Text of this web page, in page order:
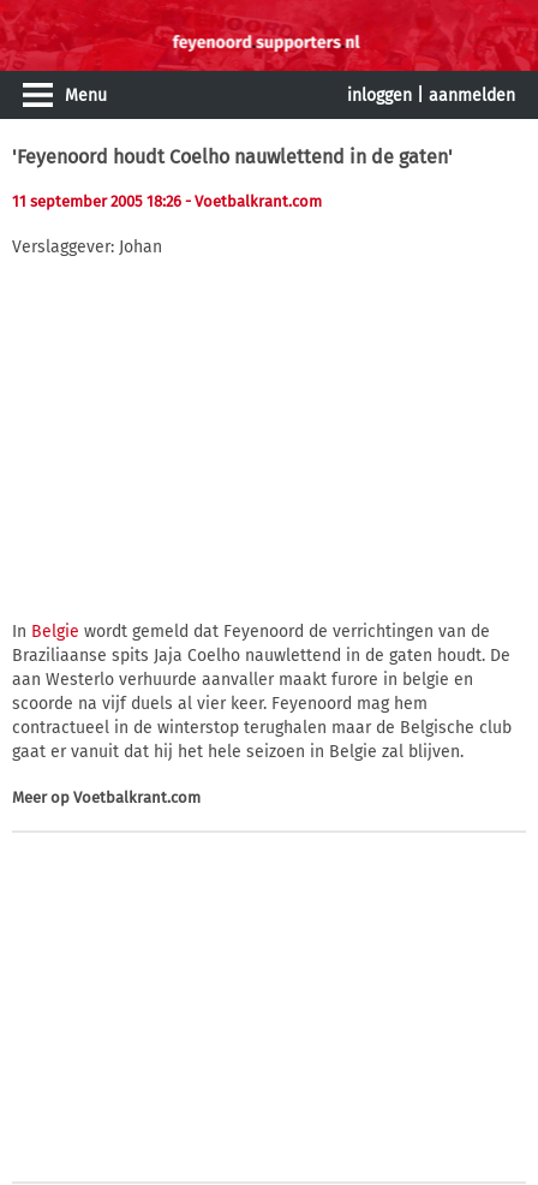
Menu inloggen aanmelden
'Feyenoord houdt Coelho nauwlettend in de gaten'
11 september 2005 18:26 - Voetbalkrant.com
Verslaggever: Johan
In Belgie wordt gemeld dat Feyenoord de verrichtingen van de
Braziliaanse spits Jaja Coelho nauwlettend in de gaten houdt. De
aan Westerlo verhuurde aanvaller maakt furore in belgie en
scoorde na vijf duels al vier keer. Feyenoord mag hem
contractueel in de winterstop terughalen maar de Belgische club
gaat er vanuit dat hij het hele seizoen in Belgie zal blijven.
Meer op Voetbalkrant.com